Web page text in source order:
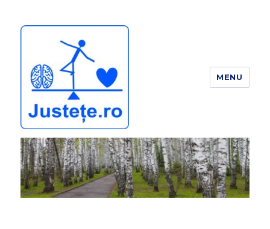
JUSTEȚE
MENU